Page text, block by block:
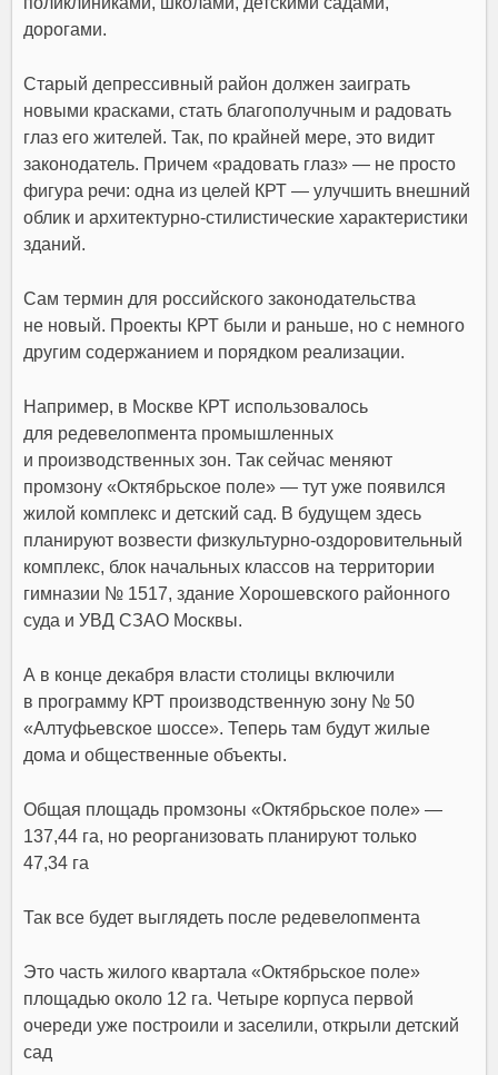
дорогами.
Старый депрессивный район должен заиграть
новыми красками, стать благополучным и радовать
глаз его жителей. Так, по крайней мере, это видит
законодатель. Причем «радовать глаз» — не просто
фигура речи: одна из целей КРТ — улучшить внешний
облик и архитектурно-стилистические характеристики
зданий.
Сам термин для российского законодательства
не новый. Проекты КРТ были и раньше, но с немного
другим содержанием и порядком реализации.
Например, в Москве КРТ использовалось
для редевелопмента промышленных
и производственных зон. Так сейчас меняют
промзону «Октябрьское поле» — тут уже появился
жилой комплекс и детский сад. В будущем здесь
планируют возвести физкультурно-оздоровительный
комплекс, блок начальных классов на территории
гимназии № 1517, здание Хорошевского районного
суда и УВД СЗАО Москвы.
А в конце декабря власти столицы включили
в программу КРТ производственную зону № 50
«Алтуфьевское шоссе». Теперь там будут жилые
дома и общественные объекты.
Общая площадь промзоны «Октябрьское поле» —
137,44 га, но реорганизовать планируют только
47,34 га
Так все будет выглядеть после редевелопмента
Это часть жилого квартала «Октябрьское поле»
площадью около 12 га. Четыре корпуса первой
очереди уже построили и заселили, открыли детский
сад